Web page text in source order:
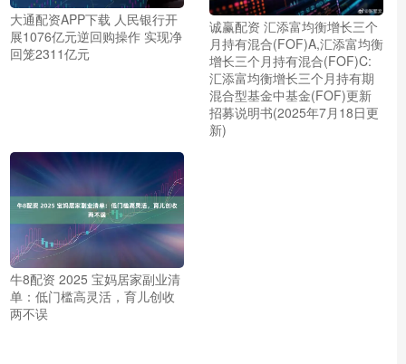
大通配资APP下载 人民银行开
展1076亿元逆回购操作 实现净
回笼2311亿元
诚赢配资 汇添富均衡增长三个
月持有混合(FOF)A,汇添富均衡
增长三个月持有混合(FOF)C:
汇添富均衡增长三个月持有期
混合型基金中基金(FOF)更新
招募说明书(2025年7月18日更
新)
牛8配资 2025 宝妈居家副业清
单：低门槛高灵活，育儿创收
两不误